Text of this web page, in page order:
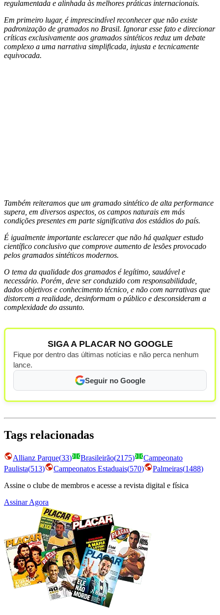
regulamentada e alinhada às melhores práticas internacionais.
Em primeiro lugar, é imprescindível reconhecer que não existe
padronização de gramados no Brasil. Ignorar esse fato e direcionar
críticas exclusivamente aos gramados sintéticos reduz um debate
complexo a uma narrativa simplificada, injusta e tecnicamente
equivocada.
Também reiteramos que um gramado sintético de alta performance
supera, em diversos aspectos, os campos naturais em más
condições presentes em parte significativa dos estádios do país.
É igualmente importante esclarecer que não há qualquer estudo
científico conclusivo que comprove aumento de lesões provocado
pelos gramados sintéticos modernos.
O tema da qualidade dos gramados é legítimo, saudável e
necessário. Porém, deve ser conduzido com responsabilidade,
dados objetivos e conhecimento técnico, e não com narrativas que
distorcem a realidade, desinformam o público e desconsideram a
complexidade do assunto.
SIGA A PLACAR NO GOOGLE
Fique por dentro das últimas notícias e não perca nenhum
lance.
Seguir no Google
Tags relacionadas
Allianz Parque(33) Brasileirão(2175)
Campeonato
Paulista(513) Campeonatos Estaduais(570) Palmeiras(1488)
Assine o clube de membros e acesse a revista digital e física
Assinar Agora